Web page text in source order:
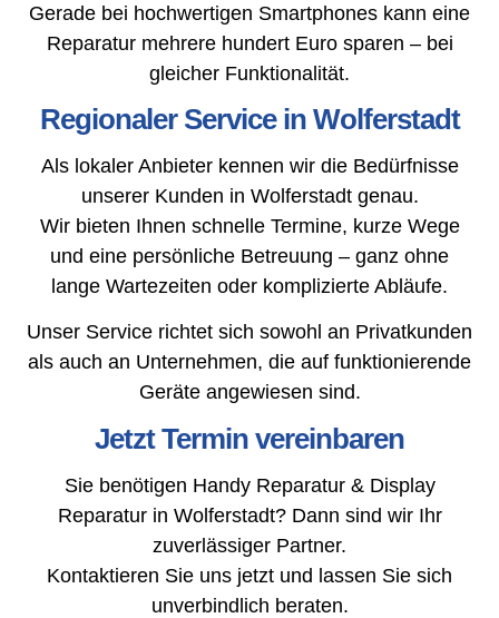
Gerade bei hochwertigen Smartphones kann eine
Reparatur mehrere hundert Euro sparen – bei
gleicher Funktionalität.
Regionaler Service in Wolferstadt
Als lokaler Anbieter kennen wir die Bedürfnisse
unserer Kunden in Wolferstadt genau.
Wir bieten Ihnen schnelle Termine, kurze Wege
und eine persönliche Betreuung – ganz ohne
lange Wartezeiten oder komplizierte Abläufe.
Unser Service richtet sich sowohl an Privatkunden
als auch an Unternehmen, die auf funktionierende
Geräte angewiesen sind.
Jetzt Termin vereinbaren
Sie benötigen Handy Reparatur & Display
Reparatur in Wolferstadt? Dann sind wir Ihr
zuverlässiger Partner.
Kontaktieren Sie uns jetzt und lassen Sie sich
unverbindlich beraten.